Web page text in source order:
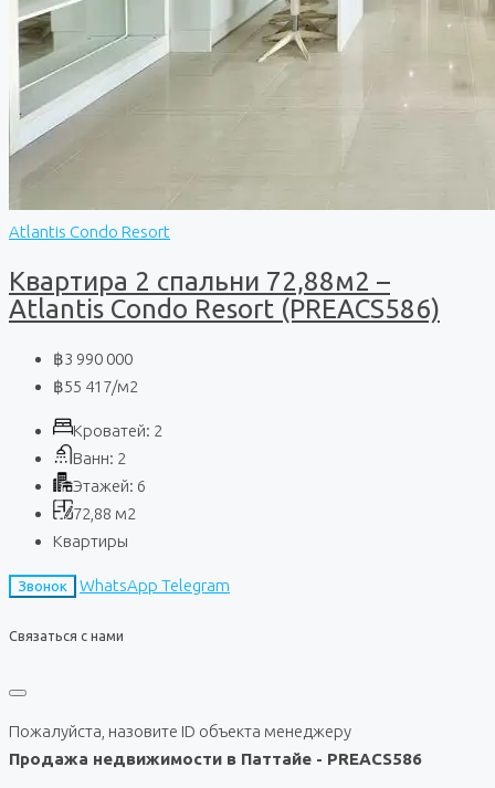
Atlantis Condo Resort
Квартира 2 спальни 72,88м2 –
Atlantis Condo Resort (PREACS586)
฿3 990 000
฿55 417/м2
Кроватей: 2
Ванн: 2
Этажей: 6
72,88 м2
Квартиры
Звонок WhatsApp Telegram
Связаться с нами
Пожалуйста, назовите ID объекта менеджеру
Продажа недвижимости в Паттайе - PREACS586